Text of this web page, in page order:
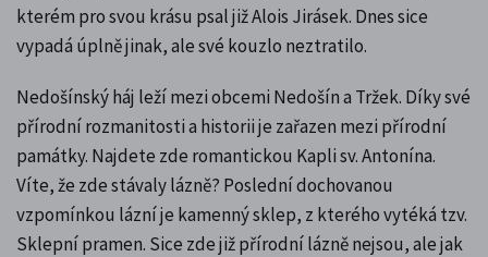
kterém pro svou krásu psal již Alois Jirásek. Dnes sice
vypadá úplně jinak, ale své kouzlo neztratilo.
Nedošínský háj leží mezi obcemi Nedošín a Tržek. Díky své
přírodní rozmanitosti a historii je zařazen mezi přírodní
památky. Najdete zde romantickou Kapli sv. Antonína.
Víte, že zde stávaly lázně? Poslední dochovanou
vzpomínkou lázní je kamenný sklep, z kterého vytéká tzv.
Sklepní pramen. Sice zde již přírodní lázně nejsou, ale jak